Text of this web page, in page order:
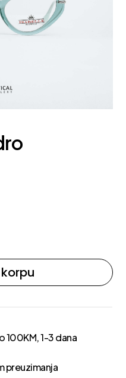
100KM, 1-3 dana
preuzimanja